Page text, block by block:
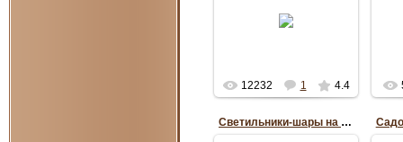
беседки. И главное тут
Anuta_ua1195
12232 1 4.4
Светильники-шары на воде